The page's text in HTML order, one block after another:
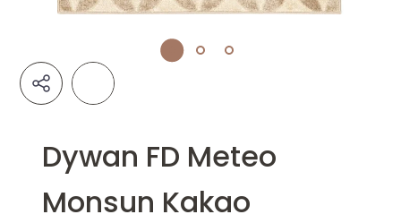
Dywan FD Meteo
Monsun Kakao